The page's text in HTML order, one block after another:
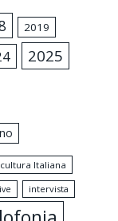
2019
2025
cultura Italiana
intervista